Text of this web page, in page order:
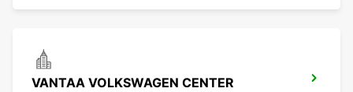
VANTAA VOLKSWAGEN CENTER